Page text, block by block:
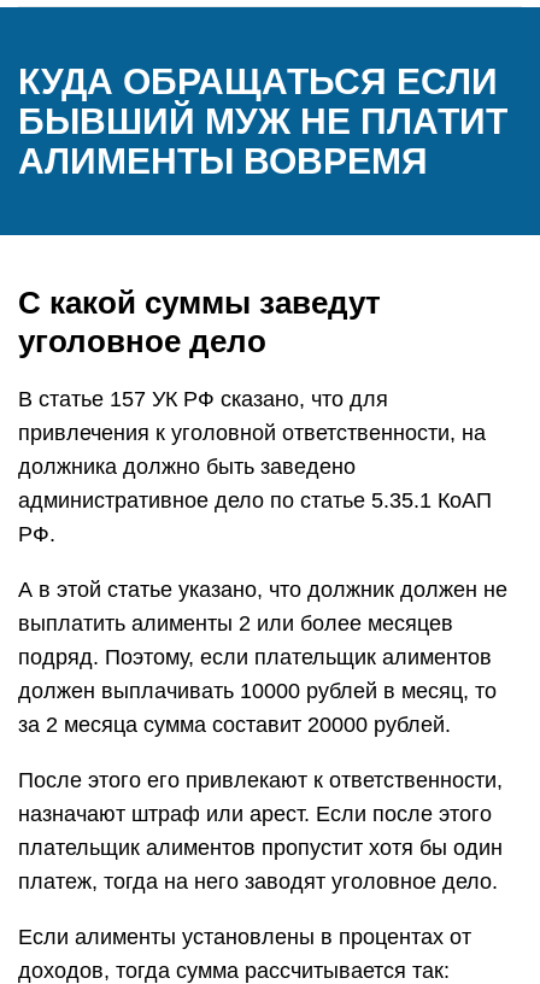
КУДА ОБРАЩАТЬСЯ ЕСЛИ
БЫВШИЙ МУЖ НЕ ПЛАТИТ
АЛИМЕНТЫ ВОВРЕМЯ
С какой суммы заведут
уголовное дело
В статье 157 УК РФ сказано, что для
привлечения к уголовной ответственности, на
должника должно быть заведено
административное дело по статье 5.35.1 КоАП
РФ.
А в этой статье указано, что должник должен не
выплатить алименты 2 или более месяцев
подряд. Поэтому, если плательщик алиментов
должен выплачивать 10000 рублей в месяц, то
за 2 месяца сумма составит 20000 рублей.
После этого его привлекают к ответственности,
назначают штраф или арест. Если после этого
плательщик алиментов пропустит хотя бы один
платеж, тогда на него заводят уголовное дело.
Если алименты установлены в процентах от
доходов, тогда сумма рассчитывается так: